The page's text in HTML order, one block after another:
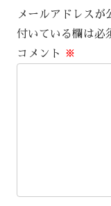
メールアドレスが
付いている欄は必
コメント
※